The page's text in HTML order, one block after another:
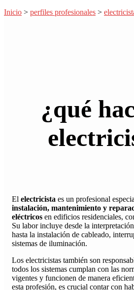
Inicio > perfiles profesionales >
¿qué
El electricista es un profesional
instalación, mantenimiento y
eléctricos en edificios residenciales,
Su labor incluye desde la
hasta la instalación de cableado,
sistemas de iluminación.
Los electricistas también son
todos los sistemas cumplan con las
vigentes y funcionen de manera
esta profesión, es crucial contar con